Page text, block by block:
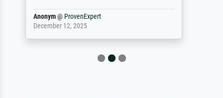
Reinhold,@ProvenExpert
April 22, 2026